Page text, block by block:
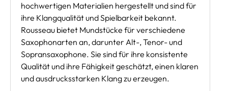
hochwertigen Materialien hergestellt und sind für
ihre Klangqualität und Spielbarkeit bekannt.
Rousseau bietet Mundstücke für verschiedene
Saxophonarten an, darunter Alt-, Tenor- und
Sopransaxophone. Sie sind für ihre konsistente
Qualität und ihre Fähigkeit geschätzt, einen klaren
und ausdrucksstarken Klang zu erzeugen.